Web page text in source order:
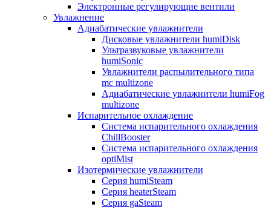
Электронные регулирующие вентили
Увлажнение
Адиабатические увлажнители
Дисковые увлажнители humiDisk
Ультразвуковые увлажнители
humiSonic
Увлажнители распылительного типа
mc multizone
Адиабатические увлажнители humiFog
multizone
Испарительное охлаждение
Система испарительного охлаждения
ChillBooster
Система испарительного охлаждения
optiMist
Изотермические увлажнители
Серия humiSteam
Серия heaterSteam
Серия gaSteam